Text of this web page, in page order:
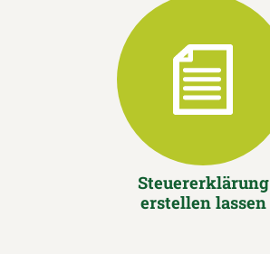
Steuererklärung
erstellen lassen